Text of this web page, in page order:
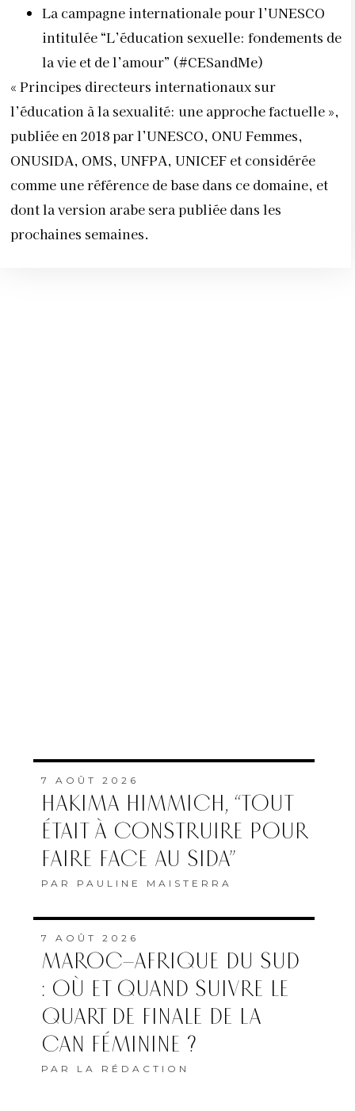
La campagne internationale pour l’UNESCO
intitulée “L’éducation sexuelle: fondements de
la vie et de l’amour” (#CESandMe)
« Principes directeurs internationaux sur
l’éducation à la sexualité: une approche factuelle »,
publiée en 2018 par l’UNESCO, ONU Femmes,
ONUSIDA, OMS, UNFPA, UNICEF et considérée
comme une référence de base dans ce domaine, et
dont la version arabe sera publiée dans les
prochaines semaines.
7 AOÛT 2026
HAKIMA HIMMICH, “TOUT
ÉTAIT À CONSTRUIRE POUR
FAIRE FACE AU SIDA”
PAR PAULINE MAISTERRA
7 AOÛT 2026
MAROC–AFRIQUE DU SUD
: OÙ ET QUAND SUIVRE LE
QUART DE FINALE DE LA
CAN FÉMININE ?
PAR LA RÉDACTION